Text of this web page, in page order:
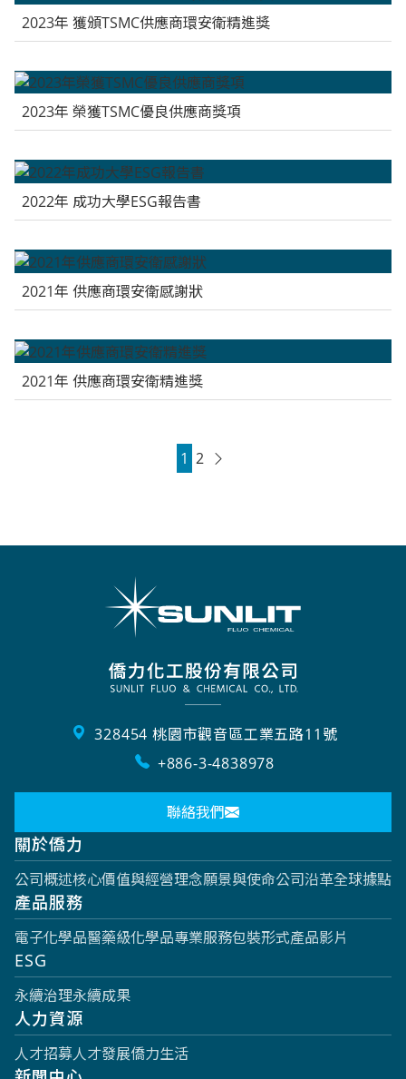
2023年 獲頒TSMC供應商環安衛精進獎
2023年 榮獲TSMC優良供應商獎項
2022年 成功大學ESG報告書
2021年 供應商環安衛感謝狀
2021年 供應商環安衛精進獎
1 2
328454 桃園市觀音區工業五路11號
+886-3-4838978
聯絡我們
關於僑力
公司概述核心價值與經營理念願景與使命公司沿革全球據點
產品服務
電子化學品醫藥級化學品專業服務包裝形式產品影片
ESG
永續治理永續成果
人力資源
人才招募人才發展僑力生活